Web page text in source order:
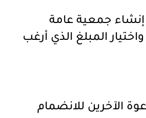
جمعية عامة
المبلغ الذي أرغب
الآخرين للانضمام